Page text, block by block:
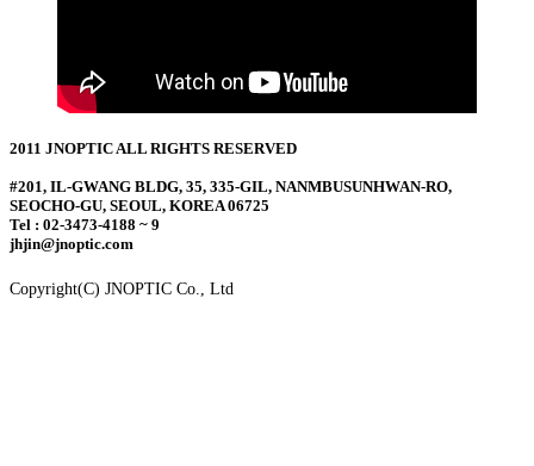
2011 JNOPTIC ALL RIGHTS RESERVED
#201, IL-GWANG BLDG, 35, 335-GIL, NANMBUSUNHWAN-RO,
SEOCHO-GU, SEOUL, KOREA 06725
Tel : 02-3473-4188 ~ 9
jhjin@jnoptic.com